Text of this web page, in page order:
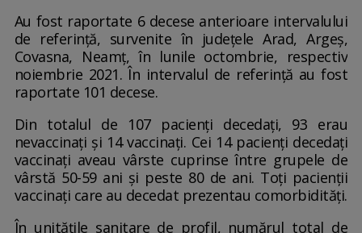
Au fost raportate 6 decese anterioare intervalului
de referință, survenite în județele Arad, Argeș,
Covasna, Neamț, în lunile octombrie, respectiv
noiembrie 2021. În intervalul de referință au fost
raportate 101 decese.
Din totalul de 107 pacienți decedați, 93 erau
nevaccinați și 14 vaccinați. Cei 14 pacienți decedați
vaccinați aveau vârste cuprinse între grupele de
vârstă 50-59 ani și peste 80 de ani. Toți pacienții
vaccinați care au decedat prezentau comorbidități.
În unitățile sanitare de profil, numărul total de